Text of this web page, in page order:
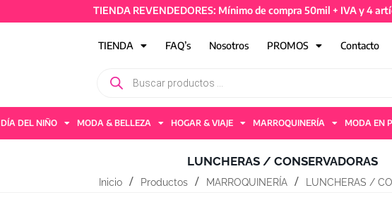
TIENDA REVENDEDORES: Mínimo de compra 50mil + IVA y 4 artículos
TIENDA FAQ’s Nosotros PROMOS Contacto
DÍA DEL NIÑO MODA & BELLEZA HOGAR & VIAJE MARROQUINERÍA MODA EN
LUNCHERAS / CONSERVADORAS
Inicio Productos MARROQUINERÍA LUNCHERAS /